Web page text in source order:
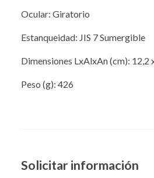
Ocular: Giratorio
Estanqueidad: JIS 7 Sumergible
Dimensiones LxAlxAn (cm): 12,2
Peso (g): 426
Solicitar información